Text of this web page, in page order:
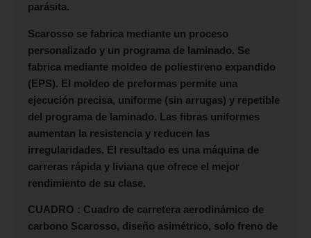
parásita.
Scarosso se fabrica mediante un proceso
personalizado y un programa de laminado. Se
fabrica mediante moldeo de poliestireno expandido
(EPS). El moldeo de preformas permite una
ejecución precisa, uniforme (sin arrugas) y repetible
del programa de laminado. Las fibras uniformes
aumentan la resistencia y reducen las
irregularidades. El resultado es una máquina de
carreras rápida y liviana que ofrece el mejor
rendimiento de su clase.
CUADRO : Cuadro de carretera aerodinámico de
carbono Scarosso, diseño asimétrico, solo freno de